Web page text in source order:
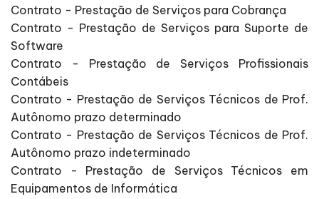
Contrato - Prestação de Serviços para Cobrança
Contrato - Prestação de Serviços para Suporte de
Software
Contrato - Prestação de Serviços Profissionais
Contábeis
Contrato - Prestação de Serviços Técnicos de Prof.
Autônomo prazo determinado
Contrato - Prestação de Serviços Técnicos de Prof.
Autônomo prazo indeterminado
Contrato - Prestação de Serviços Técnicos em
Equipamentos de Informática